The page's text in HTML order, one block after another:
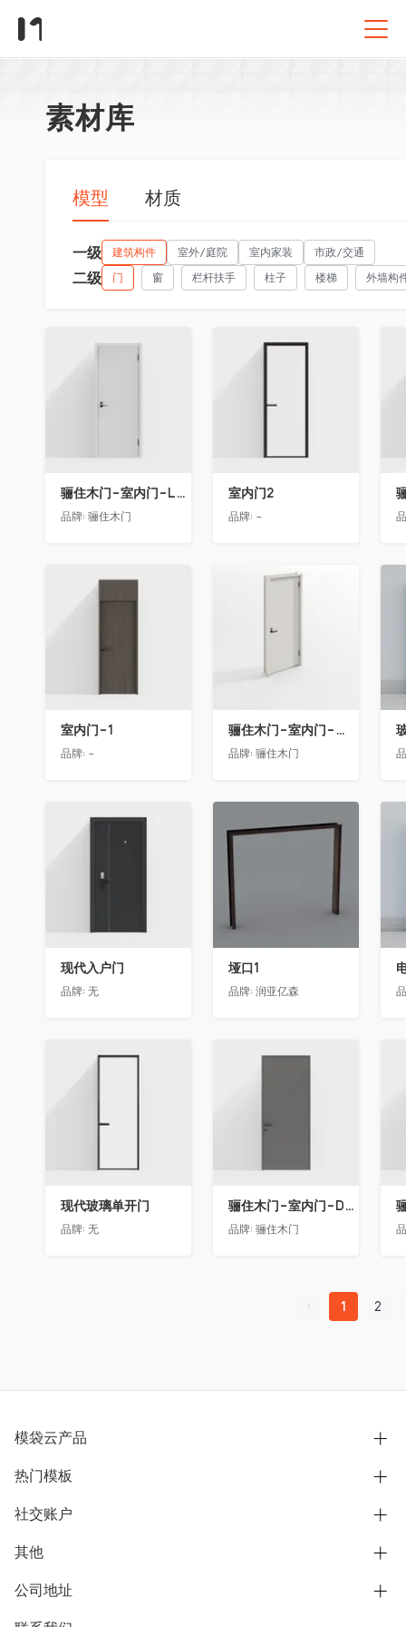
素材库
模型 材质
一级 建筑构件 室外/庭院 室内家装 市政/交通
二级 门 窗 栏杆扶手 柱子 楼梯 外墙构
收藏
骊住木门-室内门-LAA单开门-YY漆白色
品牌: 骊住木门
收藏
室内门2
品牌: -
收藏
室内门-1
品牌: -
骊住木门-室内门-单开门-BFA-EF浅灰色
品牌: 骊住木门
收藏
现代入户门
品牌: 无
收藏
垭口1
品牌: 润亚亿森
收藏
现代玻璃单开门
品牌: 无
骊住木门-室内门-DAA标准门-方形把手-2350-灰色
品牌: 骊住木门
1 2
模袋云产品
别墅设计营销
模型协同展示分享
别墅社区
热门模板
欧式别墅
中式别墅
社交账户
B站
抖音
微信公众号
其他
用户服务协议
隐私政策
公司地址